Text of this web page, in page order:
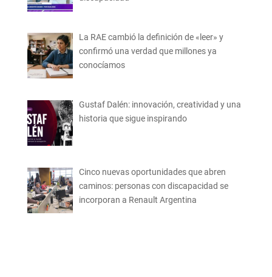
La RAE cambió la definición de «leer» y
confirmó una verdad que millones ya
conocíamos
Gustaf Dalén: innovación, creatividad y una
historia que sigue inspirando
Cinco nuevas oportunidades que abren
caminos: personas con discapacidad se
incorporan a Renault Argentina